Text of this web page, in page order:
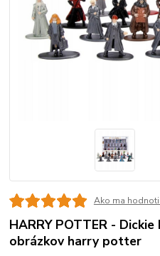
Ako ma
HARRY POTTER -
obrázkov harry potter